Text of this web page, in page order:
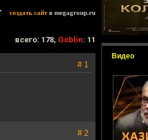
Видео
создать сайтв megagroup.ru
всего: 178, Goblin: 11
# 1
# 2